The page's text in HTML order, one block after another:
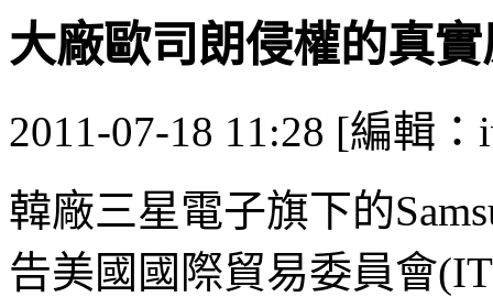
大廠歐司朗侵權的真
2011-07-18 11:28 [編輯：
韓廠三星電子旗下的
告美國國際貿易委員會